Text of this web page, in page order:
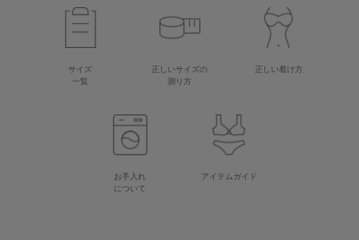
サイズ
一覧
正しいサイズの
測り方
正しい着け方
お手入れ
について
アイテムガイド